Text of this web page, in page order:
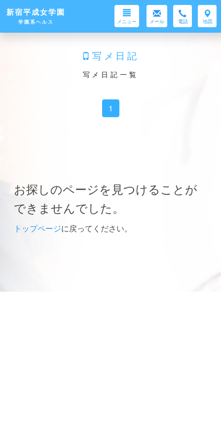
地図
電話
メール
メニュー
新宿平成女学園
学園系ヘルス
写メ日記
写メ日記一覧
1
お探しのページを見つけることが
できませんでした。
トップページに戻ってください。